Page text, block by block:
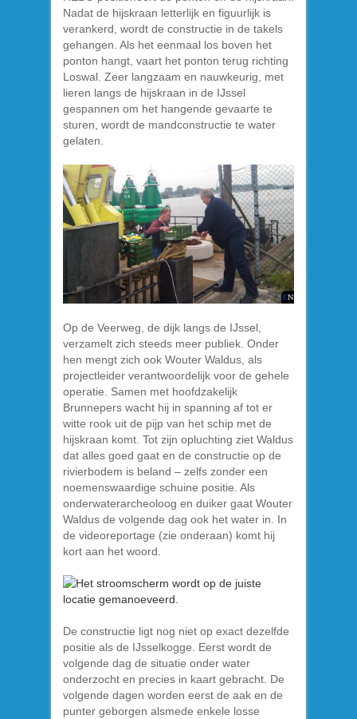
Nadat de hijskraan letterlijk en figuurlijk is
verankerd, wordt de constructie in de takels
gehangen. Als het eenmaal los boven het
ponton hangt, vaart het ponton terug richting
Loswal. Zeer langzaam en nauwkeurig, met
lieren langs de hijskraan in de IJssel
gespannen om het hangende gevaarte te
sturen, wordt de mandconstructie te water
gelaten.
Op de Veerweg, de dijk langs de IJssel,
verzamelt zich steeds meer publiek. Onder
hen mengt zich ook Wouter Waldus, als
projectleider verantwoordelijk voor de gehele
operatie. Samen met hoofdzakelijk
Brunnepers wacht hij in spanning af tot er
witte rook uit de pijp van het schip met de
hijskraan komt. Tot zijn opluchting ziet Waldus
dat alles goed gaat en de constructie op de
rivierbodem is beland – zelfs zonder een
noemenswaardige schuine positie. Als
onderwaterarcheoloog en duiker gaat Wouter
Waldus de volgende dag ook het water in. In
de videoreportage (zie onderaan) komt hij
kort aan het woord.
De constructie ligt nog niet op exact dezelfde
positie als de IJsselkogge. Eerst wordt de
volgende dag de situatie onder water
onderzocht en precies in kaart gebracht. De
volgende dagen worden eerst de aak en de
punter geborgen alsmede enkele losse